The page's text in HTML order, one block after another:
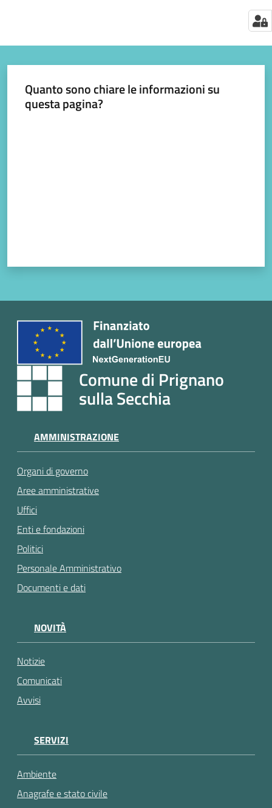
Quanto sono chiare le informazioni su
questa pagina?
Comune di Prignano
sulla Secchia
AMMINISTRAZIONE
Organi di governo
Aree amministrative
Uffici
Enti e fondazioni
Politici
Personale Amministrativo
Documenti e dati
NOVITÀ
Notizie
Comunicati
Avvisi
SERVIZI
Ambiente
Anagrafe e stato civile